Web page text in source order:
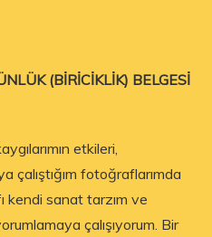
(BİRİCİKLİK) BELGESİ
etkileri,
çalıştığım fotoğraflarımda
kendi sanat tarzım ve
çalışıyorum. Bir